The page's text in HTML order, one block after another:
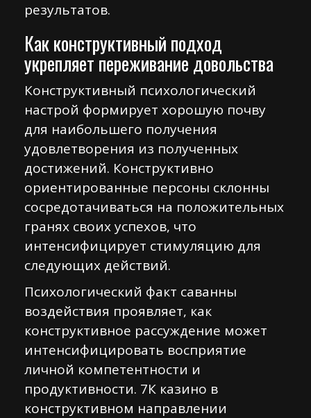
результатов.
Как конструктивный подход
укрепляет переживание довольства
Конструктивный психологический
настрой формирует хорошую почву
для наибольшего получения
удовлетворения из полученных
достижений. Конструктивно
ориентированные персоны склонны
сосредотачиваться на положительных
гранях своих успехов, что
интенсифицирует стимуляцию для
следующих действий.
Психологический факт саванны
воздействия проявляет, как
конструктивное рассуждение может
интенсифицировать восприятие
личной компетентности и
продуктивности. 7К казино в
конструктивном направлении